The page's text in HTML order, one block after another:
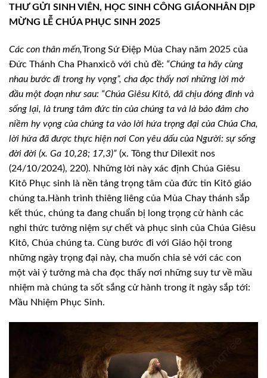
THƯ GỬI SINH VIÊN, HỌC SINH CÔNG GIÁONHÂN DỊP
MỪNG LỄ CHÚA PHỤC SINH 2025
Các con thân mến,Trong Sứ Điệp Mùa Chay năm 2025 của
Đức Thánh Cha Phanxicô với chủ đề: “Chúng ta hãy cùng
nhau bước đi trong hy vọng”, cha đọc thấy nơi những lời mở
đầu một đoạn như sau: “Chúa Giêsu Kitô, đã chịu đóng đinh và
sống lại, là trung tâm đức tin của chúng ta và là bảo đảm cho
niềm hy vọng của chúng ta vào lời hứa trọng đại của Chúa Cha,
lời hứa đã được thực hiện nơi Con yêu dấu của Người: sự sống
đời đời (x. Ga 10,28; 17,3)” (x. Tông thư Dilexit nos
(24/10/2024), 220). Những lời này xác định Chúa Giêsu
Kitô Phục sinh là nền tảng trọng tâm của đức tin Kitô giáo
chúng ta.Hành trình thiêng liêng của Mùa Chay thánh sắp
kết thúc, chúng ta đang chuẩn bị long trọng cử hành các
nghi thức tưởng niệm sự chết và phục sinh của Chúa Giêsu
Kitô, Chúa chúng ta. Cùng bước đi với Giáo hội trong
những ngày trọng đại này, cha muốn chia sẻ với các con
một vài ý tưởng mà cha đọc thấy nơi những suy tư về mầu
nhiệm mà chúng ta sốt sắng cử hành trong ít ngày sắp tới:
Mầu Nhiệm Phục Sinh.